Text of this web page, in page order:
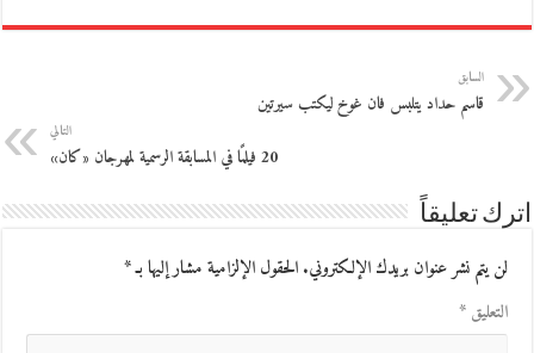
السابق
قاسم حداد يتلبس فان غوخ ليكتب سيرتين
التالي
20 فيلمًا في المسابقة الرسمية لمهرجان «كان»
اترك تعليقاً
لن يتم نشر عنوان بريدك الإلكتروني.الحقول الإلزامية مشار إليها بـ*
التعليق*